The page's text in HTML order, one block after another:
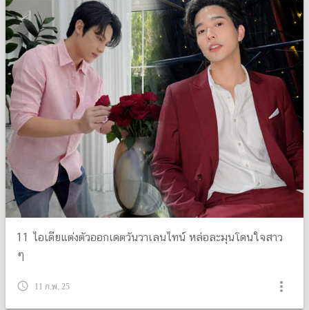
11 ไอเดียแต่งตัวออกเดตวันวาเลนไทน์ หล่อละมุนโดนใจสาว
ๆ
query_builder 11 ก.พ. 25 more_vert